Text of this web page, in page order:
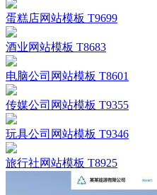
蛋糕店网站模板 T9699
酒业网站模板 T8683
电脑公司网站模板 T8601
传媒公司网站模板 T9355
玩具公司网站模板 T9346
旅行社网站模板 T8925